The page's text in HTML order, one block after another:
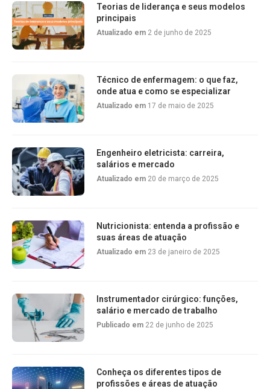
Teorias de liderança e seus modelos
principais
Atualizado em 2 de junho de 2025
Técnico de enfermagem: o que faz,
onde atua e como se especializar
Atualizado em 17 de maio de 2025
Engenheiro eletricista: carreira,
salários e mercado
Atualizado em 20 de março de 2025
Nutricionista: entenda a profissão e
suas áreas de atuação
Atualizado em 23 de janeiro de 2025
Instrumentador cirúrgico: funções,
salário e mercado de trabalho
Publicado em 22 de junho de 2025
Conheça os diferentes tipos de
profissões e áreas de atuação